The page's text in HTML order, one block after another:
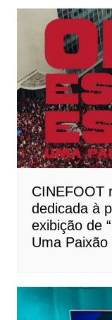
CINEFOOT
dedicada à
exibição de
Uma Paixão